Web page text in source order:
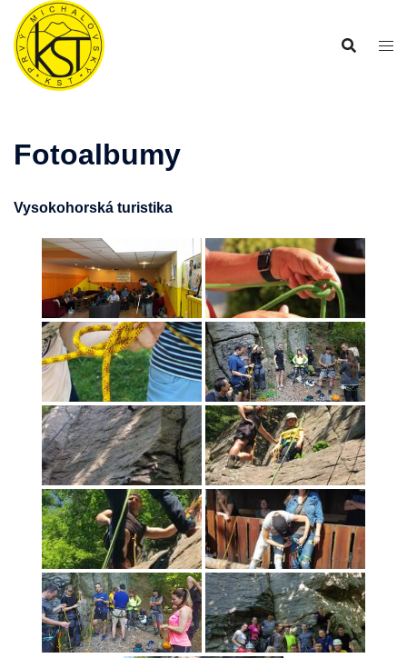
Preskočiť
obsah
Fotoalbumy
Vysokohorská turistika